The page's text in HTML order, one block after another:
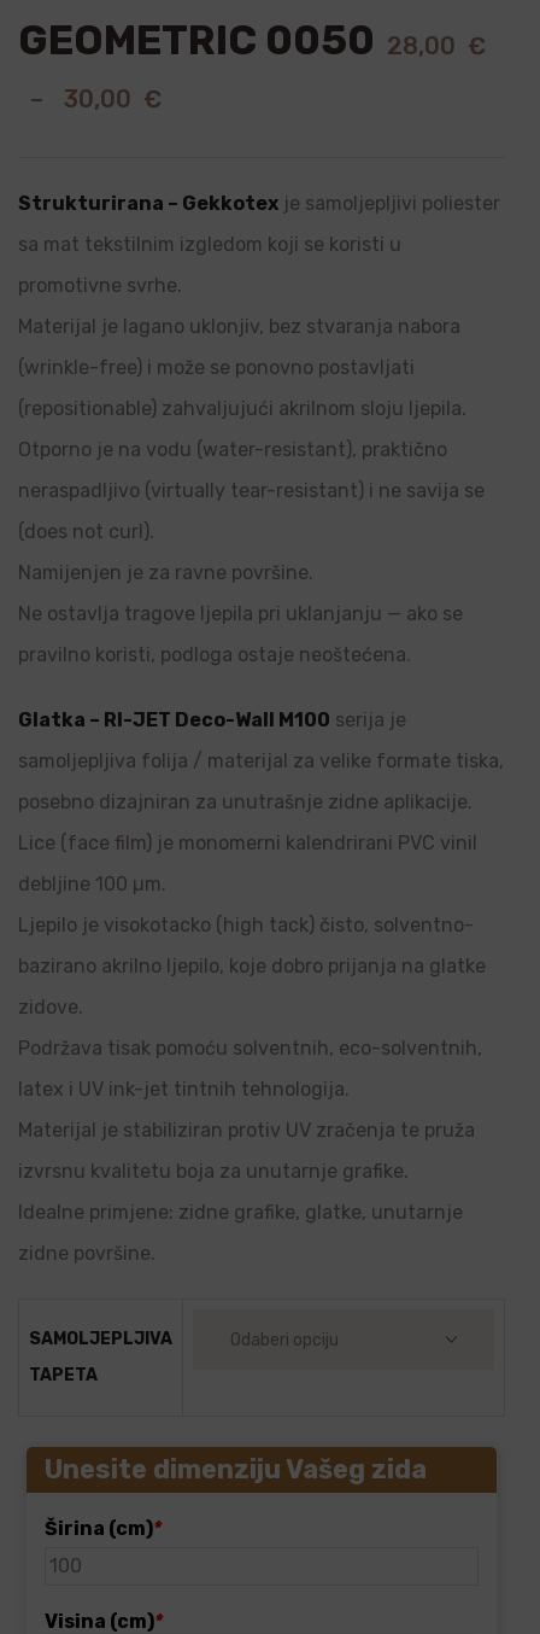
GEOMETRIC 0050 28,00 €
–
30,00 €
Strukturirana – Gekkotex je samoljepljivi poliester
sa mat tekstilnim izgledom koji se koristi u
promotivne svrhe.
Materijal je lagano uklonjiv, bez stvaranja nabora
(wrinkle-free) i može se ponovno postavljati
(repositionable) zahvaljujući akrilnom sloju ljepila.
Otporno je na vodu (water-resistant), praktično
neraspadljivo (virtually tear-resistant) i ne savija se
(does not curl).
Namijenjen je za ravne površine.
Ne ostavlja tragove ljepila pri uklanjanju — ako se
pravilno koristi, podloga ostaje neoštećena.
Glatka – RI-JET Deco-Wall M100 serija je
samoljepljiva folija / materijal za velike formate tiska,
posebno dizajniran za unutrašnje zidne aplikacije.
Lice (face film) je monomerni kalendrirani PVC vinil
debljine 100 µm.
Ljepilo je visokotacko (high tack) čisto, solventno-
bazirano akrilno ljepilo, koje dobro prijanja na glatke
zidove.
Podržava tisak pomoću solventnih, eco-solventnih,
latex i UV ink-jet tintnih tehnologija.
Materijal je stabiliziran protiv UV zračenja te pruža
izvrsnu kvalitetu boja za unutarnje grafike.
Idealne primjene: zidne grafike, glatke, unutarnje
zidne površine.
SAMOLJEPLJIVA
TAPETA
Unesite dimenziju Vašeg zida
Širina (cm)*
Visina (cm)*